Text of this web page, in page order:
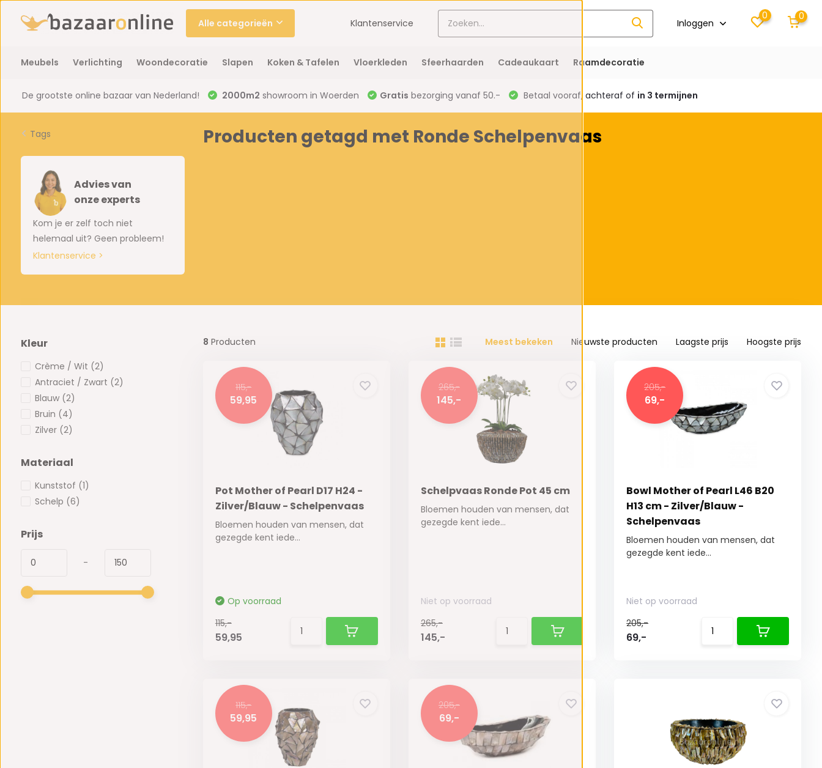
Alle categorieën Klantenservice Inloggen
0 0
Meubels Verlichting Woondecoratie Slapen Koken & Tafelen Vloerkleden Sfeerhaarden Cadeaukaart Raamdecoratie
De grootste online bazaar van Nederland! 2000m2 showroom in Woerden Gratis bezorging vanaf 50.- Betaal vooraf, achteraf of in 3 termijnen
Tags
Advies van
onze experts
Kom je er zelf toch niet
helemaal uit? Geen probleem!
Klantenservice >
Producten getagd met Ronde Schelpenvaas
Kleur
Crème / Wit (2)
Antraciet / Zwart (2)
Blauw (2)
Bruin (4)
Zilver (2)
Materiaal
Kunststof (1)
Schelp (6)
Prijs
-
8 Producten Meest bekeken Nieuwste producten Laagste prijs Hoogste prijs
115,-
59,95
Pot Mother of Pearl D17 H24 -
Zilver/Blauw - Schelpenvaas
Bloemen houden van mensen, dat
gezegde kent iede...
Op voorraad
115,-
59,95
265,-
145,-
Schelpvaas Ronde Pot 45 cm
Bloemen houden van mensen, dat
gezegde kent iede...
Niet op voorraad
265,-
145,-
205,-
69,-
Bowl Mother of Pearl L46 B20
H13 cm - Zilver/Blauw -
Schelpenvaas
Bloemen houden van mensen, dat
gezegde kent iede...
Niet op voorraad
205,-
69,-
115,-
59,95
205,-
69,-